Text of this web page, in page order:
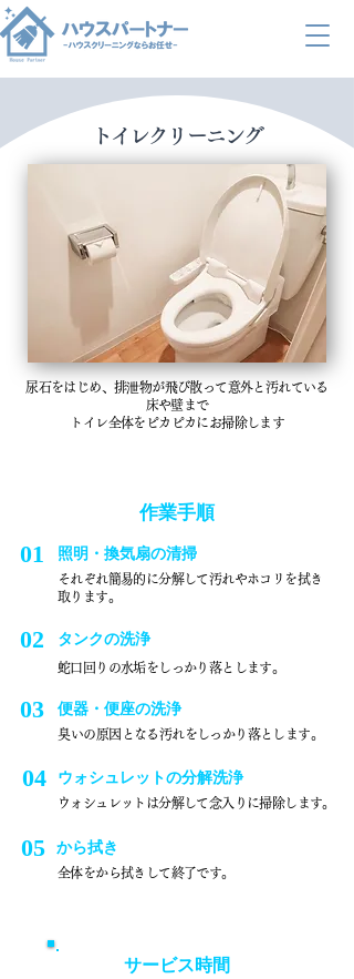
トイレクリーニング
尿石をはじめ、排泄物が飛び散って意外と汚れている
床や壁まで
​トイレ全体をピカピカにお掃除します
​作業手順
01 照明・換気扇の清掃
それぞれ簡易的に分解して汚れやホコリを拭き
取ります。
02 タンクの洗浄
蛇口回りの水垢をしっかり落とします。
03 便器・便座の洗浄
​臭いの原因となる汚れをしっかり落とします。
04 ウォシュレットの分解洗浄
ウォシュレットは分解して念入りに掃除します。
05 から拭き
全体をから拭きして終了です。
サービス時間